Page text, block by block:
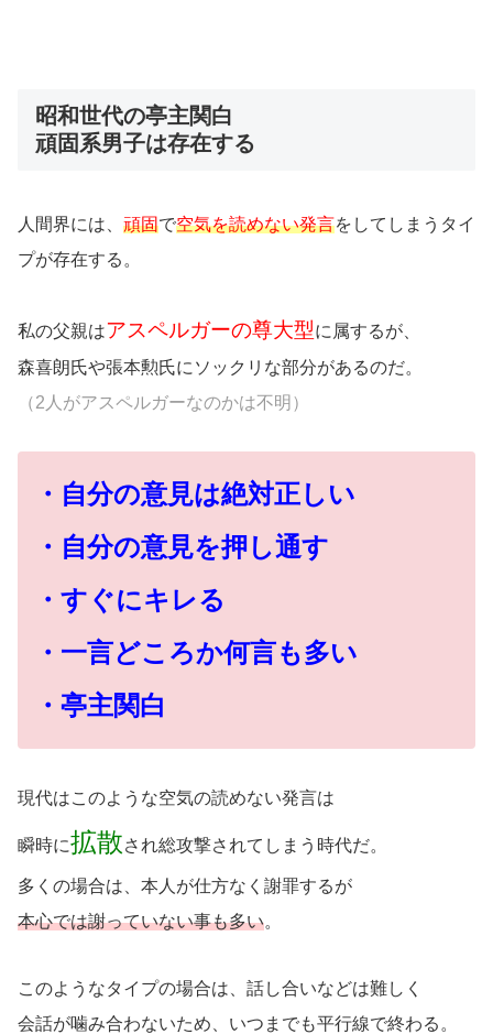
昭和世代の亭主関白
頑固系男子は存在する
人間界には、 頑固で空気を読めない発言をしてしまうタイ
プが存在する。
私の父親はアスペルガーの尊大型に属するが、
森喜朗氏や張本勲氏にソックリな部分があるのだ。
（2人がアスペルガーなのかは不明）
・自分の意見は絶対正しい
・自分の意見を押し通す
・すぐにキレる
・一言どころか何言も多い
・亭主関白
現代はこのような空気の読めない発言は
瞬時に拡散され総攻撃されてしまう時代だ。
多くの場合は、本人が仕方なく謝罪するが
本心では謝っていない事も多い。
このようなタイプの場合は、話し合いなどは難しく
会話が噛み合わないため、いつまでも平行線で終わる。